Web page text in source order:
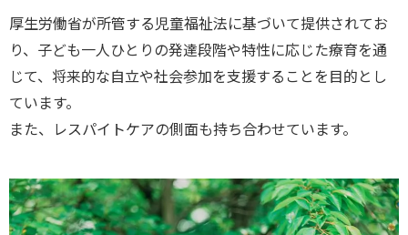
厚生労働省が所管する児童福祉法に基づいて提供されてお
り、子ども一人ひとりの発達段階や特性に応じた療育を通
じて、将来的な自立や社会参加を支援することを目的とし
ています。
また、レスパイトケアの側面も持ち合わせています。